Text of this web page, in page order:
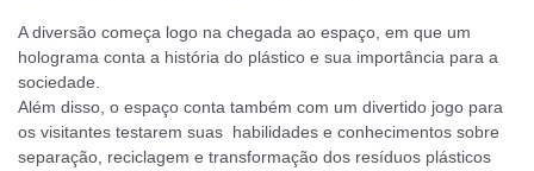
A diversão começa logo na chegada ao espaço, em que um
holograma conta a história do plástico e sua importância para a
sociedade.
Além disso, o espaço conta também com um divertido jogo para
os visitantes testarem suas habilidades e conhecimentos sobre
separação, reciclagem e transformação dos resíduos plásticos